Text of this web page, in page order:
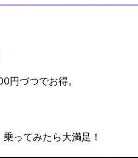
円づつでお得。
ってみたら大満足！